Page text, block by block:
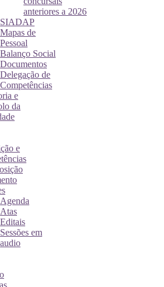
anteriores a 2026
SIADAP
Mapas de
Pessoal
Balanço Social
Documentos
Delegação de
Competências
e
da
e
Agenda
Atas
Editais
Sessões em
audio